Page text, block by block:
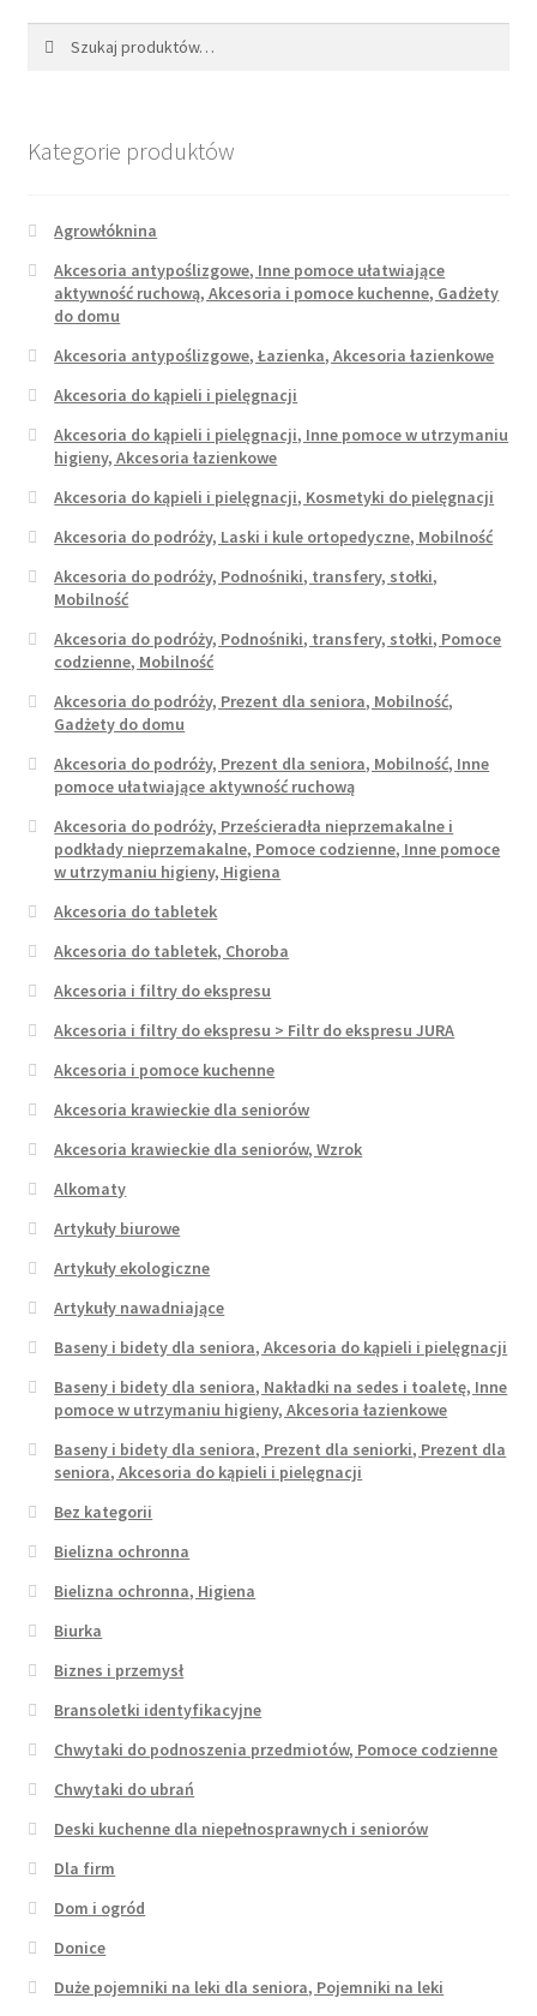
Kategorie produktów
Agrowłóknina
Akcesoria antypoślizgowe, Inne pomoce ułatwiające
aktywność ruchową, Akcesoria i pomoce kuchenne, Gadżety
do domu
Akcesoria antypoślizgowe, Łazienka, Akcesoria łazienkowe
Akcesoria do kąpieli i pielęgnacji
Akcesoria do kąpieli i pielęgnacji, Inne pomoce w utrzymaniu
higieny, Akcesoria łazienkowe
Akcesoria do kąpieli i pielęgnacji, Kosmetyki do pielęgnacji
Akcesoria do podróży, Laski i kule ortopedyczne, Mobilność
Akcesoria do podróży, Podnośniki, transfery, stołki,
Mobilność
Akcesoria do podróży, Podnośniki, transfery, stołki, Pomoce
codzienne, Mobilność
Akcesoria do podróży, Prezent dla seniora, Mobilność,
Gadżety do domu
Akcesoria do podróży, Prezent dla seniora, Mobilność, Inne
pomoce ułatwiające aktywność ruchową
Akcesoria do podróży, Prześcieradła nieprzemakalne i
podkłady nieprzemakalne, Pomoce codzienne, Inne pomoce
w utrzymaniu higieny, Higiena
Akcesoria do tabletek
Akcesoria do tabletek, Choroba
Akcesoria i filtry do ekspresu
Akcesoria i filtry do ekspresu > Filtr do ekspresu JURA
Akcesoria i pomoce kuchenne
Akcesoria krawieckie dla seniorów
Akcesoria krawieckie dla seniorów, Wzrok
Alkomaty
Artykuły biurowe
Artykuły ekologiczne
Artykuły nawadniające
Baseny i bidety dla seniora, Akcesoria do kąpieli i pielęgnacji
Baseny i bidety dla seniora, Nakładki na sedes i toaletę, Inne
pomoce w utrzymaniu higieny, Akcesoria łazienkowe
Baseny i bidety dla seniora, Prezent dla seniorki, Prezent dla
seniora, Akcesoria do kąpieli i pielęgnacji
Bez kategorii
Bielizna ochronna
Bielizna ochronna, Higiena
Biurka
Biznes i przemysł
Bransoletki identyfikacyjne
Chwytaki do podnoszenia przedmiotów, Pomoce codzienne
Chwytaki do ubrań
Deski kuchenne dla niepełnosprawnych i seniorów
Dla firm
Dom i ogród
Donice
Duże pojemniki na leki dla seniora, Pojemniki na leki